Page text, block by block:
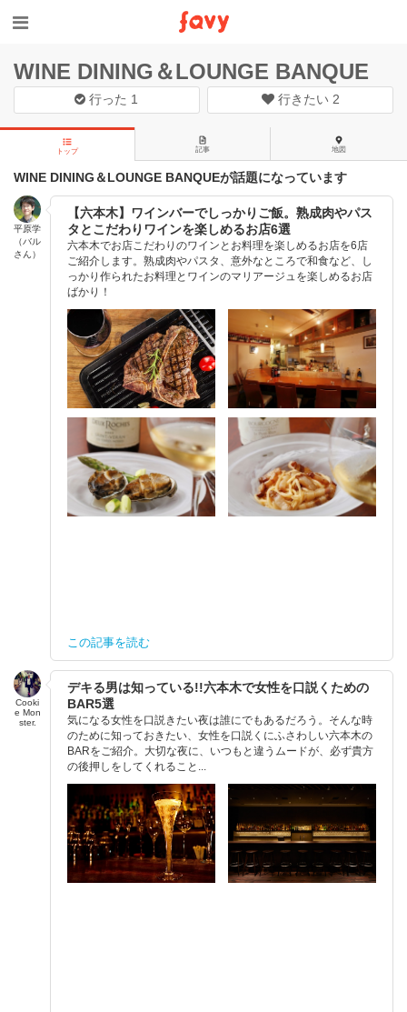
WINE DINING＆LOUNGE BANQUE
行った 1 行きたい 2
トップ 記事 地図
WINE DINING＆LOUNGE BANQUEが話題になっています
平原学
（バル
さん）
【六本木】ワインバーでしっかりご飯。熟成肉やパス
タとこだわりワインを楽しめるお店6選
六本木でお店こだわりのワインとお料理を楽しめるお店を6店
ご紹介します。熟成肉やパスタ、意外なところで和食など、し
っかり作られたお料理とワインのマリアージュを楽しめるお店
ばかり！
この記事を読む
Cooki
e Mon
ster.
デキる男は知っている!!六本木で女性を口説くための
BAR5選
気になる女性を口説きたい夜は誰にでもあるだろう。そんな時
のために知っておきたい、女性を口説くにふさわしい六本木の
BARをご紹介。大切な夜に、いつもと違うムードが、必ず貴方
の後押しをしてくれること...